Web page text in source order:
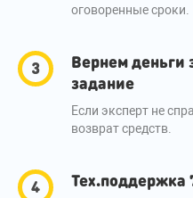
оговоренные сроки.
Вернем деньги
задание
Если эксперт не
возврат средств.
Тех.поддержка